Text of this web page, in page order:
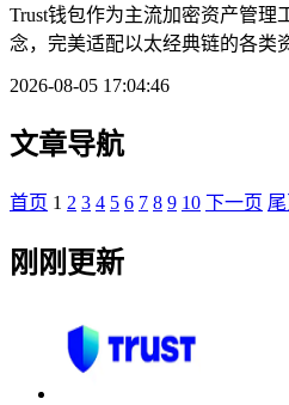
Trust钱包作为主流加密资产管
念，完美适配以太经典链的各类
2026-08-05 17:04:46
文章导航
首页 1 2 3 4 5 6 7 8 9 10 下一页
刚刚更新